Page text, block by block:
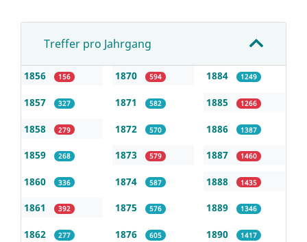
Treffer pro Jahrgang
1856 156
1857 327
1858 279
1859 268
1860 336
1861 392
1862 277
1870 594
1871 582
1872 570
1873 579
1874 587
1875 576
1876 605
1884 1249
1885 1266
1886 1387
1887 1460
1888 1435
1889 1346
1890 1417